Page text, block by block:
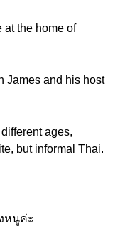
at the home of
James and his host
ages,
but informal Thai.
หนูค่ะ